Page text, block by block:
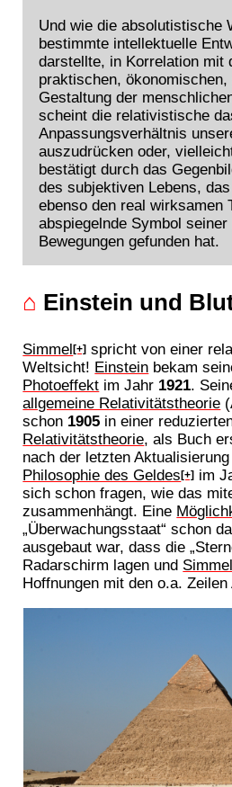
Und wie die absolutistische
bestimmte intellektuelle
darstellte, in Korrelation mit
praktischen,
Gestaltung der
scheint die relativistische
Anpassungsverhältnis
auszudrücken oder,
bestätigt durch das
des subjektiven Lebens,
ebenso den real wirksamen
abspiegelnde Symbol seiner
Bewegungen gefunden hat.
⌂ Einstein und
Simmel[+] spricht von einer
Weltsicht! Einstein bekam
Photoeffekt im Jahr 1921.
allgemeine Relativitätstheorie
schon 1905 in einer
Relativitätstheorie, als Buch
nach der letzten
Philosophie des Geldes[+] im
sich schon fragen, wie das
zusammenhängt. Eine
„Überwachungsstaat“ schon
ausgebaut war, dass die
Radarschirm lagen und
Hoffnungen mit den o.a.